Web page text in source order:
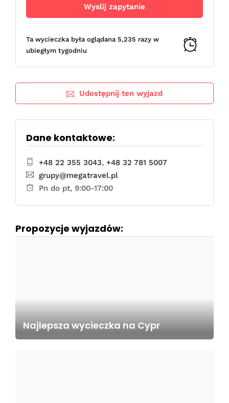
Ta wycieczka była oglądana 5,235 razy w
ubiegłym tygodniu
Udostępnij ten wyjazd
Dane kontaktowe:
+48 22 355 3043, +48 32 781 5007
grupy@megatravel.pl
Pn do pt, 9:00-17:00
Propozycje wyjazdów:
Najlepsza wycieczka na Cypr